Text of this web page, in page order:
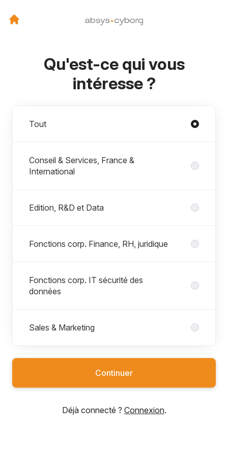
Qu'est-ce qui vous
intéresse ?
Tout
Conseil & Services, France &
International
Edition, R&D et Data
Fonctions corp. Finance, RH, juridique
Fonctions corp. IT sécurité des
données
Sales & Marketing
Continuer
Déjà connecté ? Connexion.